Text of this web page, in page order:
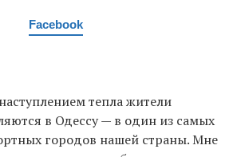
Facebook
тепла жители
в Одессу — в один из самых
городов нашей страны. Мне